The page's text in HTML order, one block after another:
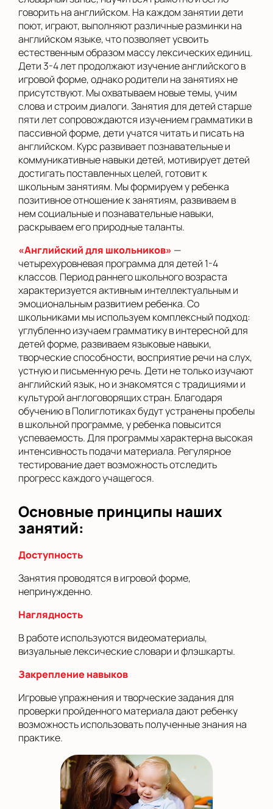
говорить на английском. На каждом занятии дети
поют, играют, выполняют различные разминки на
английском языке, что позволяет усвоить
естественным образом массу лексических единиц.
Дети 3-4 лет продолжают изучение английского в
игровой форме, однако родители на занятиях не
присутствуют. Мы охватываем новые темы, учим
слова и строим диалоги. Занятия для детей старше
пяти лет сопровождаются изучением грамматики в
пассивной форме, дети учатся читать и писать на
английском. Курс развивает познавательные и
коммуникативные навыки детей, мотивирует детей
достигать поставленных целей, готовит к
школьным занятиям. Мы формируем у ребенка
позитивное отношение к занятиям, развиваем в
нем социальные и познавательные навыки,
раскрываем его природные таланты.
«Английский для школьников» —
четырехуровневая программа для детей 1-4
классов. Период раннего школьного возраста
характеризуется активным интеллектуальным и
эмоциональным развитием ребенка. Со
школьниками мы используем комплексный подход:
углубленно изучаем грамматику в интересной для
детей форме, развиваем языковые навыки,
творческие способности, восприятие речи на слух,
устную и письменную речь. Дети не только изучают
английский язык, но и знакомятся с традициями и
культурой англоговорящих стран. Благодаря
обучению в Полиглотиках будут устранены пробелы
в школьной программе, у ребенка повысится
успеваемость. Для программы характерна высокая
интенсивность подачи материала. Регулярное
тестирование дает возможность отследить
прогресс каждого учащегося.
Основные принципы наших
занятий:
Доступность
Занятия проводятся в игровой форме,
непринужденно.
Наглядность
В работе используются видеоматериалы,
визуальные лексические словари и флэшкарты.
Закрепление навыков
Игровые упражнения и творческие задания для
проверки пройденного материала дают ребенку
возможность использовать полученные знания на
практике.